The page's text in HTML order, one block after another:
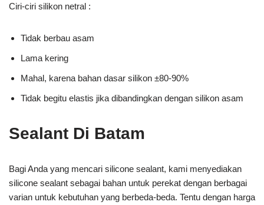
Ciri-ciri silikon netral :
Tidak berbau asam
Lama kering
Mahal, karena bahan dasar silikon ±80-90%
Tidak begitu elastis jika dibandingkan dengan silikon asam
Sealant Di Batam
Bagi Anda yang mencari silicone sealant, kami menyediakan
silicone sealant sebagai bahan untuk perekat dengan berbagai
varian untuk kebutuhan yang berbeda-beda. Tentu dengan harga